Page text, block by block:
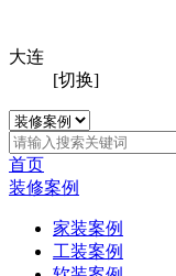
大连
[切换]
首页
装修案例
家装案例
工装案例